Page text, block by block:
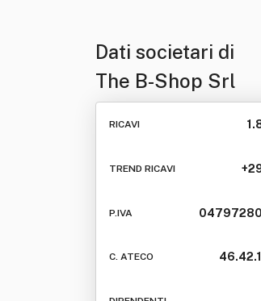
Dati societari di
The B-Shop Srl
RICAVI
TREND RICAVI
P.IVA
C. ATECO